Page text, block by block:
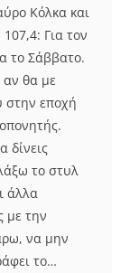
Κόλκα και
Για τον
το Σάββατο.
αν θα με
στην εποχή
δίνεις
το στυλ
άλλα
με την
να μην
το…